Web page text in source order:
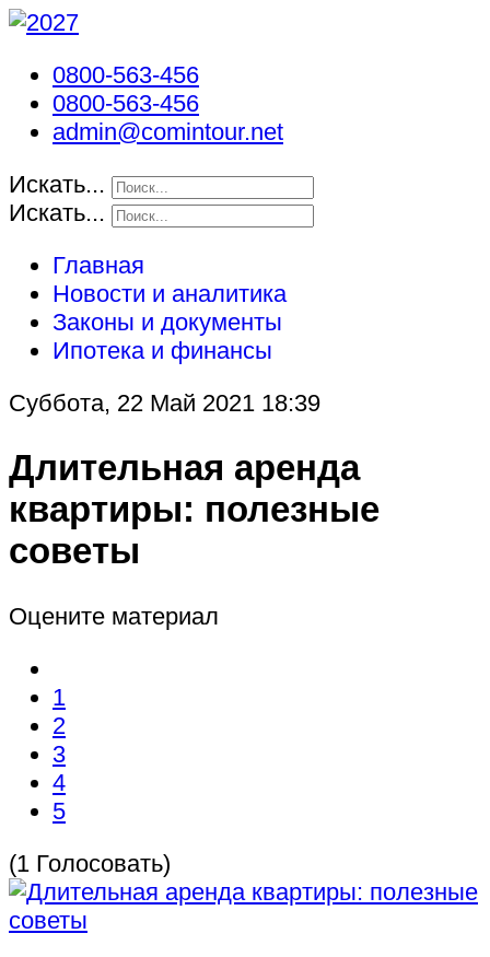
0800-563-456
0800-563-456
admin@comintour.net
Искать...
Искать...
Главная
Новости и аналитика
Законы и документы
Ипотека и финансы
Суббота, 22 Май 2021 18:39
Длительная аренда
квартиры: полезные
советы
Оцените материал
1
2
3
4
5
(1 Голосовать)